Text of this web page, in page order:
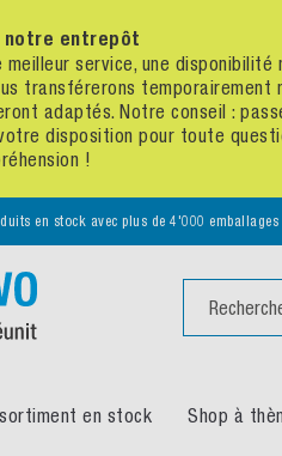
notre entrepôt
service, une disponibilité
transférerons temporairement
adaptés. Notre conseil :
disposition pour toute
!
en stock avec plus de 4'000 emballages
en stock Shop à